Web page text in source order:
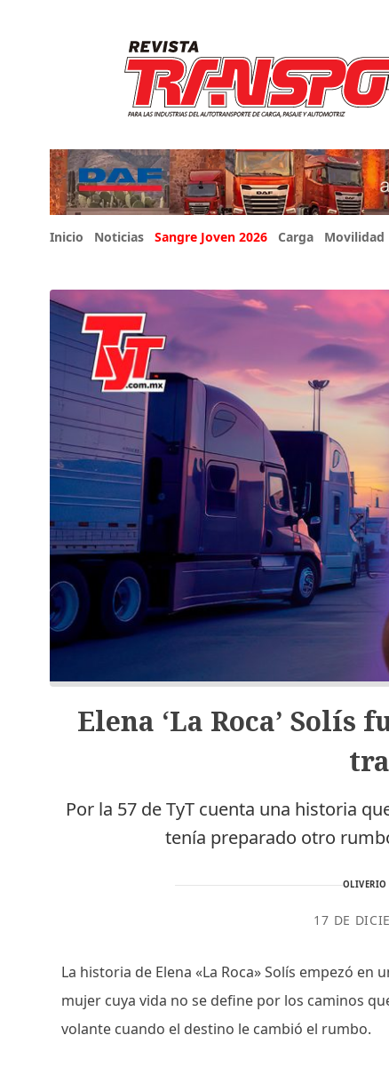
Inicio Noticias Sangre Joven 2026 Carga Movilidad
Elena ‘La Roca’ Solís
Por la 57 de TyT cuenta una historia
tenía preparado otro
OLIVERIO
17 DE
La historia de Elena «La Roca» Solís empezó
mujer cuya vida no se define por los caminos
volante cuando el destino le cambió el rumbo.